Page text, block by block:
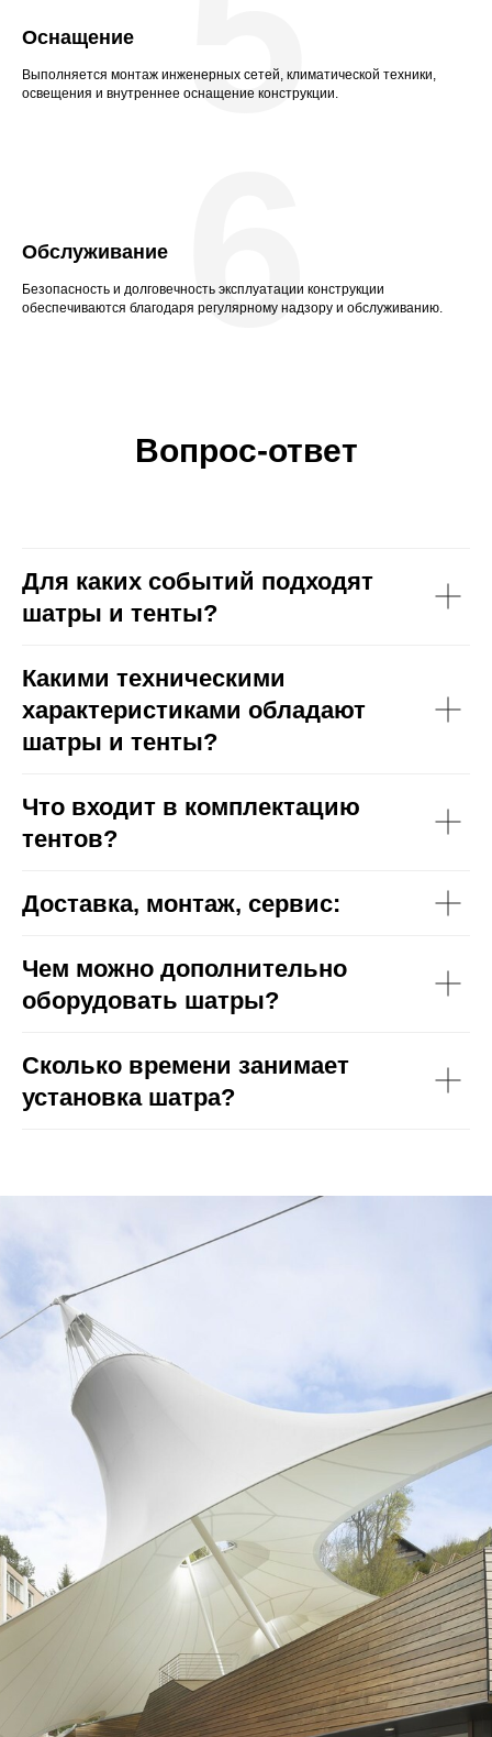
Оснащение
Выполняется монтаж инженерных сетей, климатической техники,
освещения и внутреннее оснащение конструкции.
Обслуживание
Безопасность и долговечность эксплуатации конструкции
обеспечиваются благодаря регулярному надзору и обслуживанию.
6
Вопрос-ответ
Для каких событий подходят
шатры и тенты?
Какими техническими
характеристиками обладают
шатры и тенты?
Что входит в комплектацию
тентов?
Доставка, монтаж, сервис:
Чем можно дополнительно
оборудовать шатры?
Сколько времени занимает
установка шатра?